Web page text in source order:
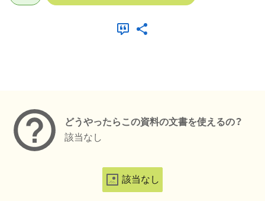
どうやったらこの資料の文書を使えるの？
該当なし
該当なし